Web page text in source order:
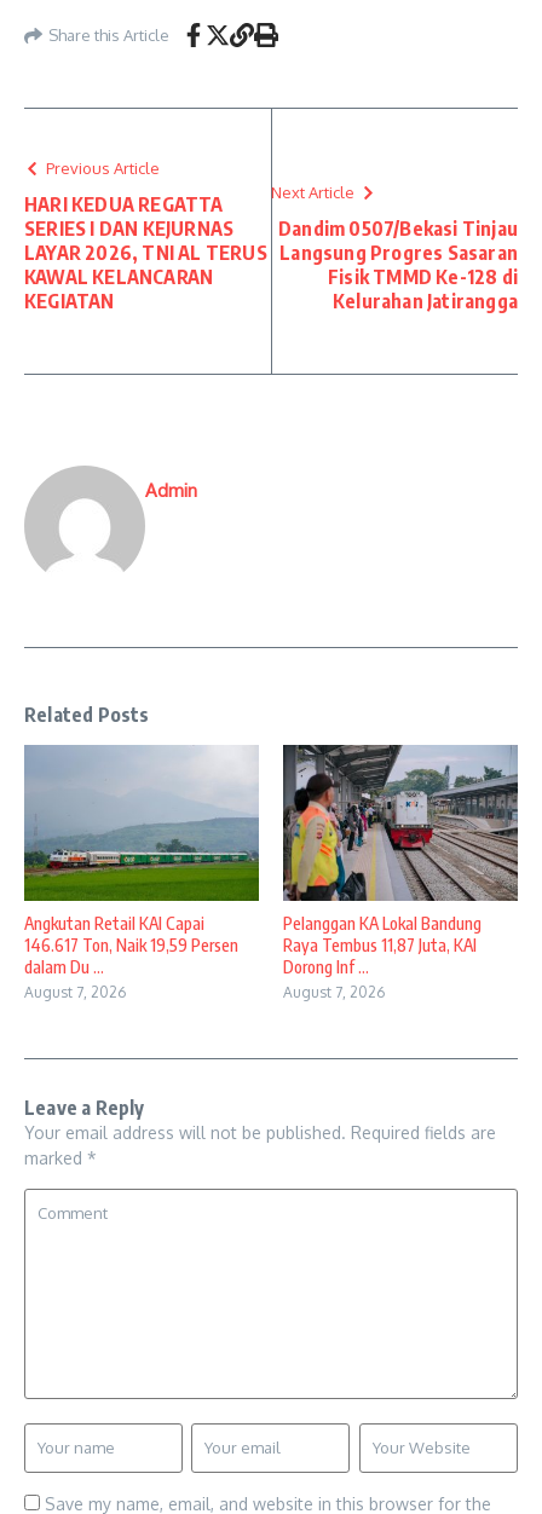
Share this Article
Previous Article
HARI KEDUA REGATTA
SERIES I DAN KEJURNAS
LAYAR 2026, TNI AL TERUS
KAWAL KELANCARAN
KEGIATAN
Next Article
Dandim 0507/Bekasi Tinjau
Langsung Progres Sasaran
Fisik TMMD Ke-128 di
Kelurahan Jatirangga
Admin
Related Posts
Angkutan Retail KAI Capai
146.617 Ton, Naik 19,59 Persen
dalam Du ...
August 7, 2026
Pelanggan KA Lokal Bandung
Raya Tembus 11,87 Juta, KAI
Dorong Inf ...
August 7, 2026
Leave a Reply
Your email address will not be published. Required fields are
marked *
Save my name, email, and website in this browser for the